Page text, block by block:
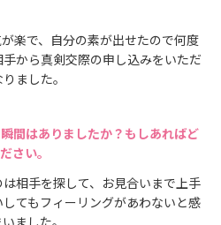
楽で、自分の素が出せたので何度
から真剣交際の申し込みをいただ
ました。
間はありましたか？もしあればど
さい。
相手を探して、お見合いまで上手
てもフィーリングがあわないと感
ました。